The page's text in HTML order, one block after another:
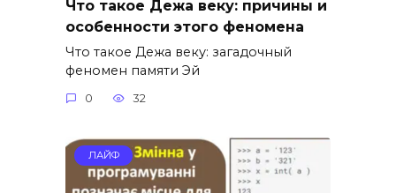
Что такое Дежа веку: причины и
особенности этого феномена
Что такое Дежа веку: загадочный
феномен памяти Эй
0 32
ЛАЙФ